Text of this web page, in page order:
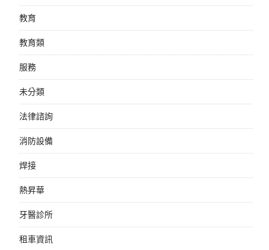
教育
教育類
服務
未分類
法律諮詢
消防設備
焊接
熱昇華
牙醫診所
租車資訊